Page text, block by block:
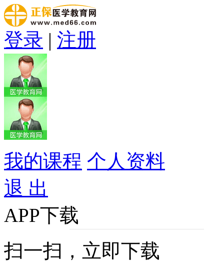
登录 | 注册
我的课程 个人资料
退 出
APP下载
扫一扫，立即下载